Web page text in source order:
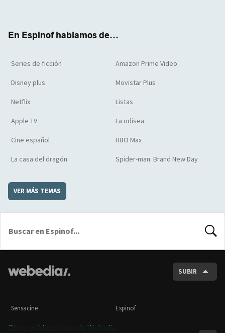
En Espinof hablamos de...
Series de ficción Amazon Prime Video
Disney plus Movistar Plus
Netflix Listas
Apple TV La odisea
Cine español HBO Max
La casa del dragón Spider-man: Brand New Day
VER MÁS TEMAS
SUBIR
Sensacine Espinof
Otras publicaciones de Webedia